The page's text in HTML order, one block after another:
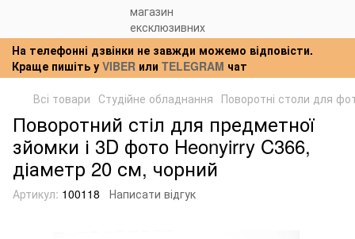
На телефонні дзвінки не завжди можемо відповісти.
Краще пишіть у VIBER или TELEGRAM чат
Всі товари Студійне обладнання Поворотні столи для
Поворотний стіл для предметної
зйомки і 3D фото Heonyirry C366,
діаметр 20 см, чорний
Артикул: 100118 Написати відгук